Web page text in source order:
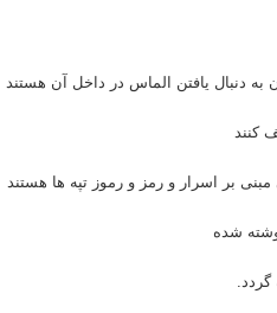
دنبال یافتن الماس در داخل آن هستند
کنند
بر اسرار و رمز و رموز تپه ها هستند
شده